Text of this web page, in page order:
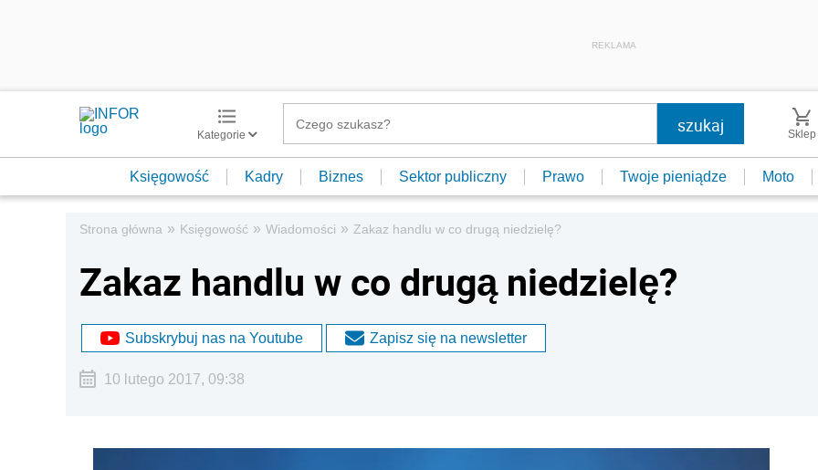
REKLAMA
Kategorie Sklep
Księgowość Kadry Biznes Sektor publiczny Prawo Twoje pieniądze Moto
Strona główna » Księgowość » Wiadomości » Zakaz handlu w co drugą niedzielę?
Zakaz handlu w co drugą niedzielę?
Subskrybuj nas na Youtube Zapisz się na newsletter
10 lutego 2017, 09:38